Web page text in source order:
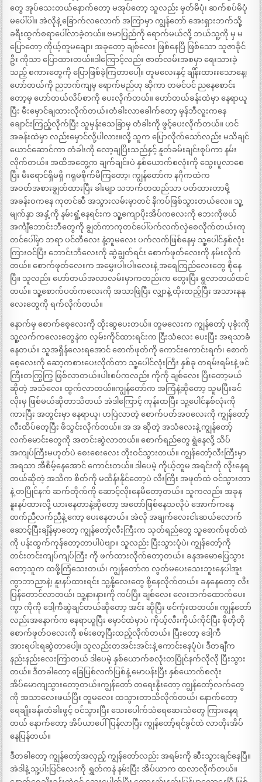
တွေ အုပ်သေးတယ်နောက်တော့ မအုပ်တော့ သူလည်း မှတ်မိပုံ၊ ဆက်စပ်မိပုံ
မပေါ်ပါ။ အဲလိုနဲ့ ခြောက်လလောက် အကြာမှာ ကျွန်တော် အေးရှားဘက်သို့
ခရီးထွက်စရာပေါ်လာခဲ့တယ်။ ဗမာပြည်ကို ရောက်မယ်လို့ ဘယ်သူ့ကို မှ မ
ပြောတော့ ကိုယ့်တူမချော၊ အခုတော့ ချစ်လေး ဖြစ်နေပြီ ဖြစ်သော သူဇာခိုင်
ဦး ကိုသာ ပြောထားတယ်။ဒါကြောင့်လည်း ဇာတ်လမ်းအစမှာ ရေးသားခဲ့
သည့် စကားတွေကို ပြောဖြစ်ခဲ့ကြတာပေါ့။ တူမလေးနှင့် ချိန်းထားးသောနေ့၊
ဟော်တယ်ကို ညဘက်ကျမှ ရောက်မည်ဟု ဆိုကာ တမင်ပင် ညနေစောင်း
တော့မှ ဟော်တယ်လိပ်စာကို ပေးလိုက်တယ်။ ဟော်တယ်ခန်းထဲမှာ နေရာယူ
ပြီး မီးမှောင်ချထားလိုက်တယ်။တံခါးလာခေါက်တော့ မှန်ဘီလူးကနေ
ချောင်းကြည့်လိုက်ပြီး သူမှန်းသေခြာမှ တံခါးကို ဖွင့်ပေးလိုက်တယ်။ ဟင်
အခန်းထဲမှာ လည်းမှောင်လို့ပါလား။လို့ သူက ပြောလိုက်သော်လည်း မသိချင်
ယောင်ဆောင်ကာ တံခါးကို လော့ချပြိးသည်နှင့် နူတ်ခမ်းချင်းစုပ်ကာ နမ်း
လိုက်တယ်။ အထိအတွေ့က ချက်ချင်းပဲ နှစ်ယောက်စလုံးကို သွေးပူလာစေ
ပြီး မီးရောင်ရှိမရှိ ဂရုမစိုက်မိကြတော့၊ ကျွန်တော်က နဂိုကထဲက
အဝတ်အစားချွတ်ထားပြီး ခါးမျာ သဘက်တထည်သာ ပတ်ထားတာမို့
အခန်းဝကနေ ကုတင်ဆီ အသွားလမ်းမှာတင် နိကပ်ဖြစ်သွားတယ်လေ။ သူ့
မျက်နှာ အနှံ့ကို နမ်းရှုံ့နေရင်းက သူ့ကျောပိုးအိပ်ကလေးကို ဘေးကိုဖယ်
အင်္ကျီဘောင်းဘီတွေကို ချွတ်ကာကုတင်ပေါ်ပက်လက်လှဲစေလိုက်တယ်။ကု
တင်ပေါ်မှာ ဘရာ ပင်တီလေး နဲ့တူမလေး ပက်လက်ဖြစ်နေမှ သူ့ပေါင်နှစ်လုံး
ကြားဝင်ပြီး ဘောင်းဘီလေးကို ဆွဲချွတ်ရင်း စောက်ဖုတ်လေးကို နမ်းလိုက်
တယ်။ စောက်ဖုတ်လေးက အမွှေးပါးပါးလေးနဲ့ အရေကြည်လေးတွေ စိုနေ
ပြီ။ သူလည်း ဟော်တယ်အလာလမ်းမှာကတည်းက တွေးပြီး ရွလာတယ်ထင်
တယ်။ သူ့စောက်ပတ်ကလေးကို အသာဖြဲပြီး လျှာနဲ့ ထိုးထည့်ပြီး အသားနုနု
လေးတွေကို ရက်လိုက်တယ်။
နောက်မှ စောက်စေ့လေးကို ထိုးဆွပေးတယ်။ တူမလေးက ကျွန်တော့် ပုခုံးကို
သူ့လက်ကလေးတွေနဲက လှမ်းကိုင်ထားရင်းက ငြီးသံလေး ပေးပြီး အရသာခံ
နေတယ်။ သူအရှိန်လေးရအောင် စောက်ဖုတ်ကို ကောင်းကောင်းရက်၊ စောက်
စေ့လေးကို ဆော့ကစားပေးလိုက်တာ သူ့ပေါင်လုံးကြီး နှစ်ခု တရမ်းရမ်းနဲ့ ဖင်
ကြီးတကြွကြွ ဖြစ်လာတယ်။ပါးစပ်ကလည်း ကိုကို ချစ်လေး ပြီးတော့မယ်
ဆိုတဲ့ အသံလေး ထွက်လာတယ်။ကျွန်တော်က အကြံနဲ့ဆိုတော့ သူမပြီးခင်
လိုးမှ ဖြစ်မယ်ဆိုတာသိတယ် အဲဒါကြောင့် ကုန်းထပြီး သူ့ပေါင်နှစ်လုံးကို
ကားပြီး အတွင်းမှာ နေရာယူ၊ ဟပြဲလာတဲ့ စောက်ပတ်အဝလေးကို ကျွန်တော့်
လီးထိပ်တေ့ပြီး ဖိသွင်းလိုက်တယ်။ အ အ ဆိုတဲ့ အသံလေးနဲ့ ကျွန်တော့်
လက်မောင်းတွေကို အတင်းဆွဲလာတယ်။ စောက်ရည်တွေ ရွဲနေလို့ သိပ်
အကျပ်ကြီးမဟုတ်ပဲ စေးစေးလေး တိုးဝင်သွားတယ်။ ကျွန်တော့်လီးကြီးမှာ
အရသာ အီစိမ့်နေအောင် ကောင်းတယ်။ ဒါပေမဲ့ ကိုယ့်တူမ အရင်းကို လိုးနေရ
တယ်ဆိုတဲ့ အသိက စိတ်ကို မထိန်းနိုင်တော့ပဲ လီးကြီး အဖုတ်ထဲ ဝင်သွားတာ
နဲ့ တပြိုင်နက် ဆက်တိုက်ကို ဆောင့်လိုးနေမိတော့တယ်။ သူကလည်း အခုန
နူးနပ်ထားလို့ ယားနေတာနဲ့ဆိုတော့ အတော်ဖြစ်နေသလိုပဲ အောက်ကနေ
တက်ညီလက်ညီနဲ့ ကော့ ပေးနေတယ်။ အဲလို အချက်လေးငါးဆယ်လောက်
ဆောင့်ပြီးချိန်မှာတော့ ကျွန်တော့်လီးကြီးက သုတ်ရည်တွေ သူစောက်ဖုတ်ထဲ
ကို ပန်းထွက်ကုန်တော့တာပါပဲဗျာ။ သူလည်း ပြီးသွားပုံပဲ၊ ကျွန်တော့်ကို
တင်းတင်းကျပ်ကျပ်ကြီး ကို ဖက်ထားလိုက်တော့တယ်။ ခနအမောပြေသွား
တော့သူက ထဖို့ကြံသေးတယ်၊ ကျွန်တော်က လွတ်မပေးသေးဘူးနေပါအူး
ကွာဘာညာနဲ့၊ နူးနပ်ထားရင်း သူ့နို့လေးတွေ စို့နေလိုက်တယ်။ ခနနေတော့ လီး
ပြန်တောင်လာတယ်၊ သူ့နားနားကို ကပ်ပြီး ချစ်လေး လေးဘက်ထောက်ပေး
ကွာ ကိုကို ဒေါ့ကီဆွဲချင်တယ်ဆိုတော့ အင်း ဆိုပြီး ဖင်ကုံးထတယ်။ ကျွန်တော်
လည်းအနောက်က နေရာယူပြီး မှောင်ထဲမှာပဲ ကိုယ့်လီးကိုယ်ကိုင်ပြီး စိုတိုတို
စောက်ဖုတ်ဝလေးကို စမ်းတေ့ပြီးထည့်လိုက်တယ်။ ပြီးတော့ ဒေါ့ကီ
အားရပါးရဆွဲတာပေါ့။ သူလည်းတအင်းအင်းနဲ့ ကောင်းနေပုံပဲ၊ ဒီတချီက
နည်းနည်းလေးကြာတယ် ဒါပေမဲ့ နှစ်ယောက်စလုံးတပြိုင်နက်လိုလို ပြီးသွား
တယ်။ ဒီတခါတော့ ခြေပြစ်လက်ပြစ်နဲ့ မောပန်းပြီး နှစ်ယောက်စလုံး
အိပ်မောကျသွားတော့တယ်။ကျွန်တော် တရေးနိုးတော့ ကျွန်တော့်လက်တွေ
ကို အသာလေးဖယ်ပြီး တူမလေး ထသွားတာသိလိုက်တယ်၊ နောက်တော့
ရေချိုးခန်းတံခါးဖွင့် ဝင်သွားပြီး သေးပေါက်သံရေဆေးသံတွေ ကြားနေရ
တယ် နောက်တော့ အိပ်ယာပေါ်ပြန်လာပြီး ကျွန်တော့်ရင်ခွင်ထဲ လာတိုးအိပ်
နေပြန်တယ်။
ဒီတခါတော့ ကျွန်တော့်အလှည့် ကျွန်တော်လည်း အရမ်းကို ဆီးသွားချင်နေပြီ။
အဲဒါနဲ့ သူ့ပါးပြင်လေးကို ရွှတ်ကနဲ နမ်းပြီး အိပ်ယာက ထလာလိုက်တယ်။